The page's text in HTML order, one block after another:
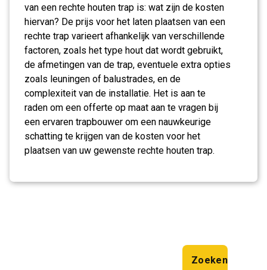
van een rechte houten trap is: wat zijn de kosten
hiervan? De prijs voor het laten plaatsen van een
rechte trap varieert afhankelijk van verschillende
factoren, zoals het type hout dat wordt gebruikt,
de afmetingen van de trap, eventuele extra opties
zoals leuningen of balustrades, en de
complexiteit van de installatie. Het is aan te
raden om een offerte op maat aan te vragen bij
een ervaren trapbouwer om een nauwkeurige
schatting te krijgen van de kosten voor het
plaatsen van uw gewenste rechte houten trap.
Zoeken